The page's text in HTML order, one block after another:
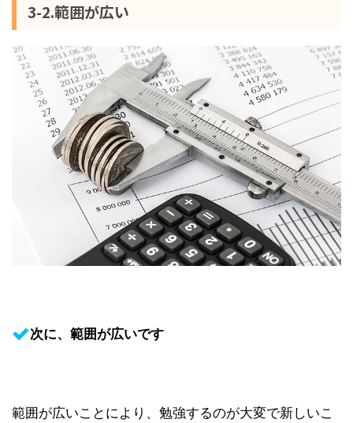
3-2.範囲が広い
次に、範囲が広いです
範囲が広いことにより、勉強するのが大変で新しいこ